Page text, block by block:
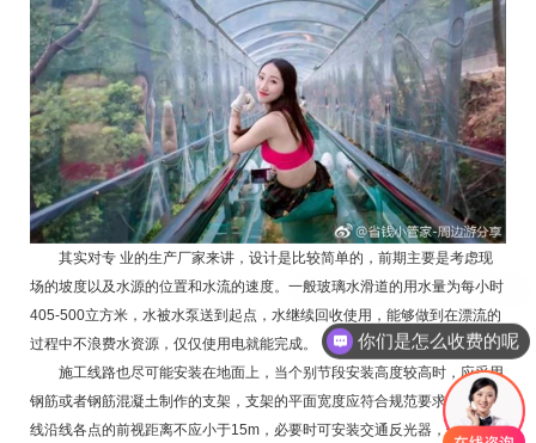
其实对专 业的生产厂家来讲，设计是比较简单的，前期主要是考虑现
场的坡度以及水源的位置和水流的速度。一般玻璃水滑道的用水量为每小时
405-500立方米，水被水泵送到起点，水继续回收使用，能够做到在漂流的
过程中不浪费水资源，仅仅使用电就能完成。
施工线路也尽可能安装在地面上，当个别节段安装高度较高时，应采用
钢筋或者钢筋混凝土制作的支架，支架的平面宽度应符合规范要求，施工路
线沿线各点的前视距离不应小于15m，必要时可安装交通反光器，保证游客
你们是怎么收费的呢